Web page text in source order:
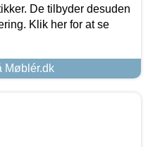
De tilbyder desuden
Klik her for at se
Møblér.dk